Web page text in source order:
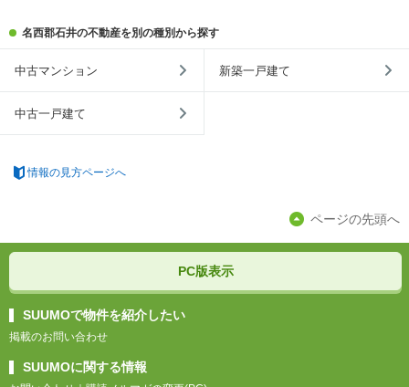
名西郡石井の不動産を別の種別から探す
中古マンション 新築一戸建て
中古一戸建て
情報の見方ページへ
ページの先頭へ
PC版表示
SUUMOで物件を紹介したい
掲載のお問い合わせ
SUUMOに関する情報